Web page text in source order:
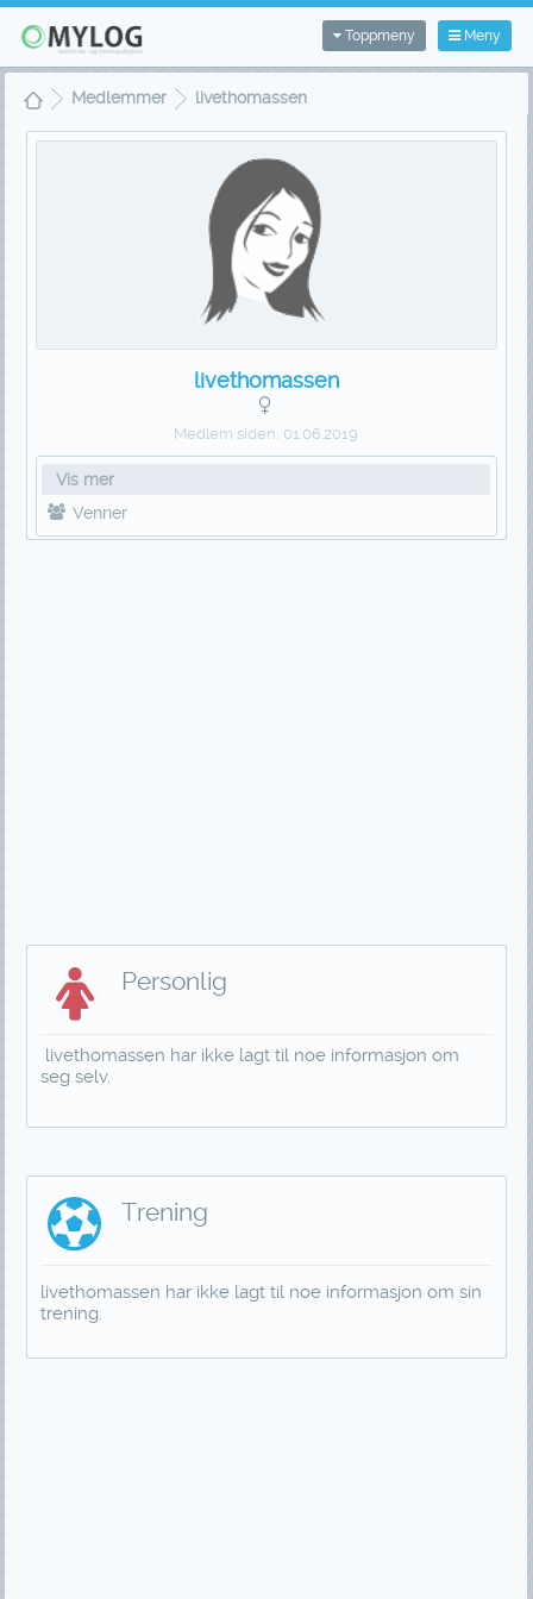
Meny
Toppmeny
Medlemmer livethomassen
livethomassen
Medlem siden: 01.06.2019
Vis mer
Venner
Personlig
livethomassen har ikke lagt til noe informasjon om
seg selv.
Trening
livethomassen har ikke lagt til noe informasjon om sin
trening.